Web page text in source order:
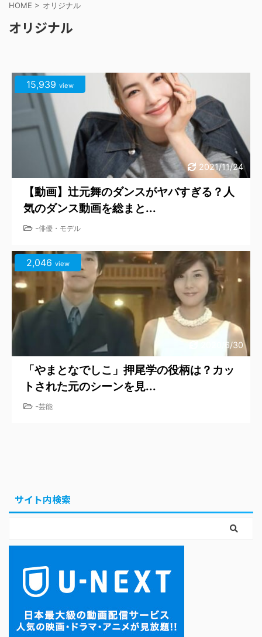
HOME > オリジナル
オリジナル
2021/11/24
15,939 view
【動画】辻元舞のダンスがヤバすぎる？人
気のダンス動画を総まと...
-俳優・モデル
2020/6/30
2,046 view
「やまとなでしこ」押尾学の役柄は？カッ
トされた元のシーンを見...
-芸能
サイト内検索